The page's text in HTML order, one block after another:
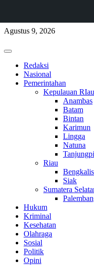
Skip
content
Agustus 9, 2026
Primary
Redaksi
Nasional
Pemerintahan
Kepulauan RIau
Anambas
Batam
Bintan
Karimun
Lingga
Natuna
Riau
Bengkalis
Siak
Sumatera
Hukum
Kriminal
Kesehatan
Olahraga
Sosial
Politik
Opini